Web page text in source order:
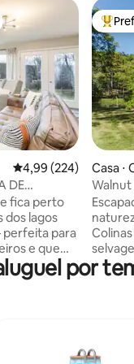
dos hóspedes
4,99 de uma
4,99 (224)
DE
com vistas
fica perto
dos lagos
perfeita para
e quem
e da
ótimos
Entre
Casa ⋅
por